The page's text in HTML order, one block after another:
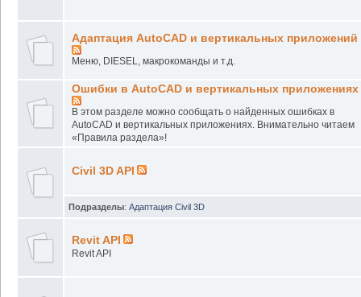
Адаптация AutoCAD и вертикальных приложений
Меню, DIESEL, макрокоманды и т.д.
Ошибки в AutoCAD и вертикальных приложениях
В этом разделе можно сообщать о найденных ошибках в
AutoCAD и вертикальных приложениях. Внимательно читаем
«Правила раздела»!
Civil 3D API
Подразделы: Адаптация Civil 3D
Revit API
Revit API